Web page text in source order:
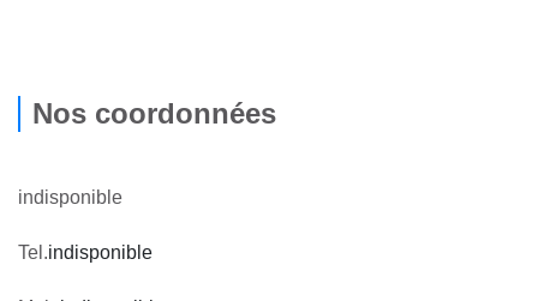
Nos coordonnées
indisponible
Tel.indisponible